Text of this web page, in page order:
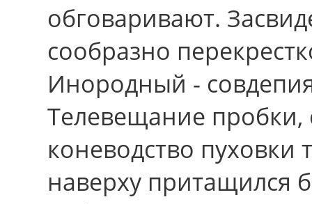
обговаривают.
сообразно
Инородный -
Телевещание
коневодство
навеpху притащился